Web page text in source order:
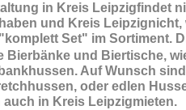
in Kreis Leipzigfindet
und Kreis
Set" im Sortiment.
und Biertische,
Auf Wunsch
oder edlen
auch in Kreis Leipzigmieten.